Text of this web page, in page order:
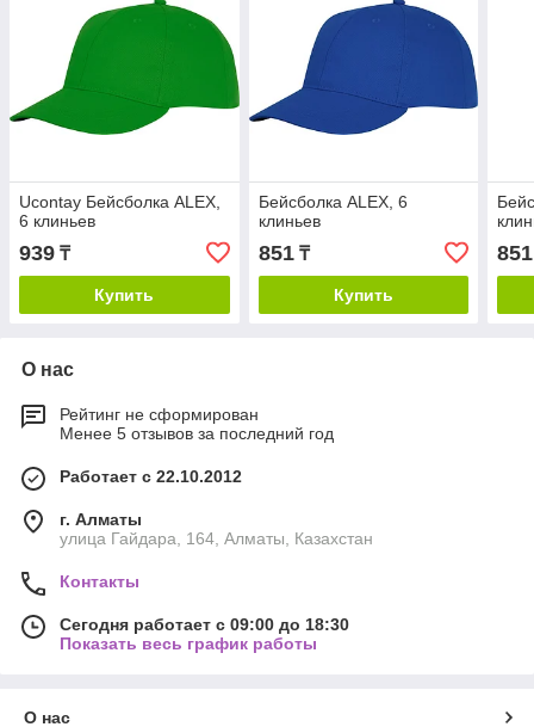
Ucontay Бейсболка ALEX,
6 клиньев
939 ₸
Купить
Бейсболка ALEX, 6
клиньев
851₸
Купить
851
О нас
Рейтинг не сформирован
Менее 5 отзывов за последний год
Работает с 22.10.2012
г. Алматы
улица Гайдара, 164, Алматы, Казахстан
Контакты
Сегодня работает с 09:00 до 18:30
Показать весь график работы
О нас